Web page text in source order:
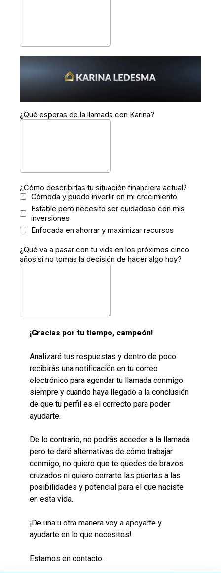
¿Qué esperas de la llamada con Karina?
¿Cómo describirías tu situación financiera actual?
Cómoda y puedo invertir en mi crecimiento
Estable pero necesito ser cuidadoso con mis
inversiones
Enfocada en ahorrar y maximizar recursos
¿Qué va a pasar con tu vida en los próximos cinco
años si no tomas la decisión de hacer algo hoy?
¡Gracias por tu tiempo, campeón!
Analizaré tus respuestas y dentro de poco
recibirás una notificación en tu correo
electrónico para agendar tu llamada conmigo
siempre y cuando haya llegado a la conclusión
de que tu perfil es el correcto para poder
ayudarte.
De lo contrario, no podrás acceder a la llamada
pero te daré alternativas de cómo trabajar
conmigo, no quiero que te quedes de brazos
cruzados ni quiero cerrarte las puertas a las
posibilidades y potencial para el que naciste
en esta vida.
¡De una u otra manera voy a apoyarte y
ayudarte en lo que necesites!
Estamos en contacto.